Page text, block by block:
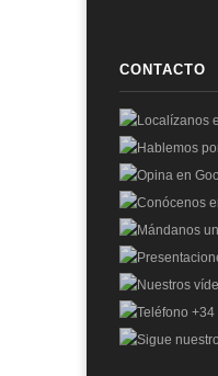
CONTACTO